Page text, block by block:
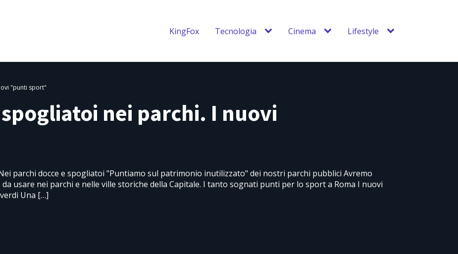
KingFox Tecnologia Cinema Lifestyle
"punti sport"
spogliatoi nei parchi. I nuovi
parchi docce e spogliatoi "Puntiamo sul patrimonio inutilizzato" dei nostri parchi pubblici Avremo
usare nei parchi e nelle ville storiche della Capitale. I tanto sognati punti per lo sport a Roma I nuovi
Una […]